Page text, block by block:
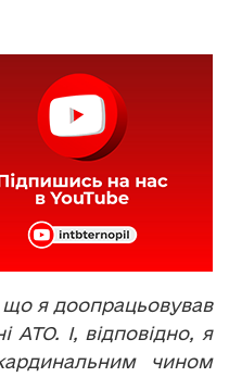
що я доопрацьовував
АТО. І, відповідно, я
чином